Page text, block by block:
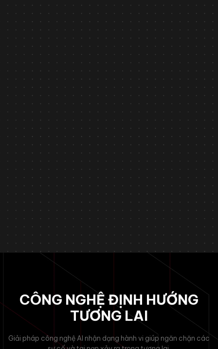
Tin tức December 23, 2025
Asilla vinh dự đạt Giải thưởng Thành phố Thông minh
Việt Nam 2025
CÔNG NGHỆ ĐỊNH HƯỚNG
TƯƠNG LAI
Giải pháp công nghệ AI nhận dạng hành vi giúp ngăn chặn các